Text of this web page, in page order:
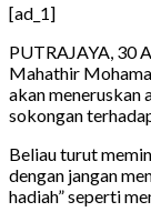
[ad_1]
PUTRAJAYA, 30
Mahathir
akan meneruskan
sokongan
Beliau turut
dengan jangan
hadiah” seperti